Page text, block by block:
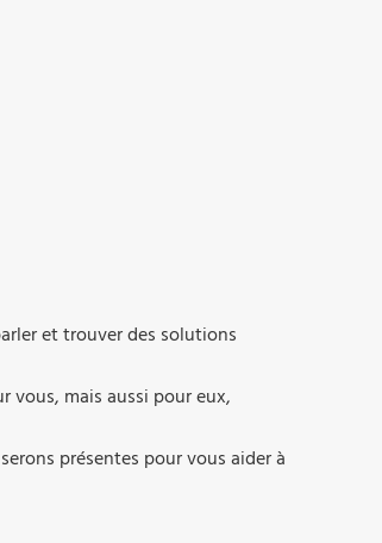
et trouver des solutions
vous, mais aussi pour eux,
présentes pour vous aider à